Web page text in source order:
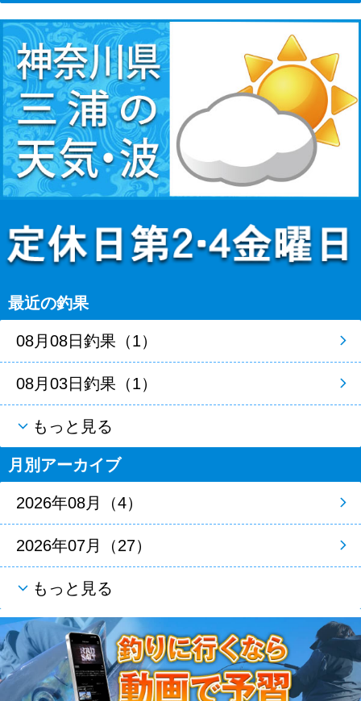
最近の釣果
08月08日釣果（1）
08月03日釣果（1）
もっと見る
月別アーカイブ
2026年08月（4）
2026年07月（27）
もっと見る